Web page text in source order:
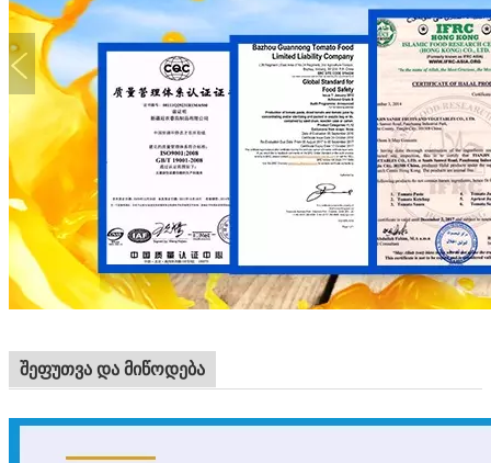
შეფუთვა და მიწოდება